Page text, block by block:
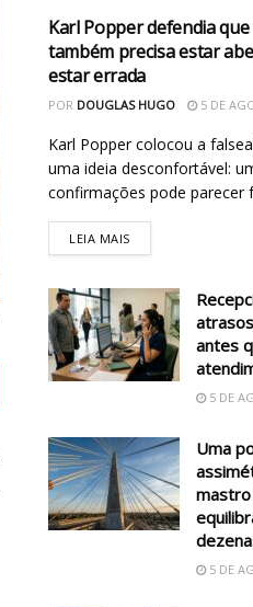
Karl Popper defendia
também precisa estar
estar errada
POR DOUGLAS HUGO 5 DE
Karl Popper colocou a
uma ideia desconfortável:
confirmações pode parecer
LEIA MAIS
antes
5 DE
Uma
mastro
5 DE